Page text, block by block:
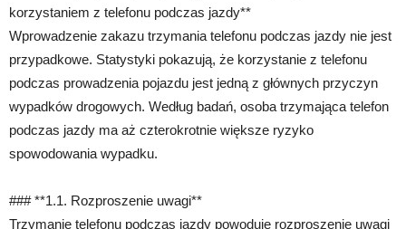
korzystaniem z telefonu podczas jazdy**
Wprowadzenie zakazu trzymania telefonu podczas jazdy nie jest
przypadkowe. Statystyki pokazują, że korzystanie z telefonu
podczas prowadzenia pojazdu jest jedną z głównych przyczyn
wypadków drogowych. Według badań, osoba trzymająca telefon
podczas jazdy ma aż czterokrotnie większe ryzyko
spowodowania wypadku.
### **1.1. Rozproszenie uwagi**
Trzymanie telefonu podczas jazdy powoduje rozproszenie uwagi